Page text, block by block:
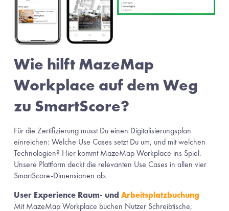
Wie hilft MazeMap
Workplace auf dem Weg
zu SmartScore?
Für die Zertifizierung musst Du einen Digitalisierungsplan
einreichen: Welche Use Cases setzt Du um, und mit welchen
Technologien? Hier kommt MazeMap Workplace ins Spiel.
Unsere Plattform deckt die relevanten Use Cases in allen vier
SmartScore-Dimensionen ab.
User Experience Raum- und Arbeitsplatzbuchung